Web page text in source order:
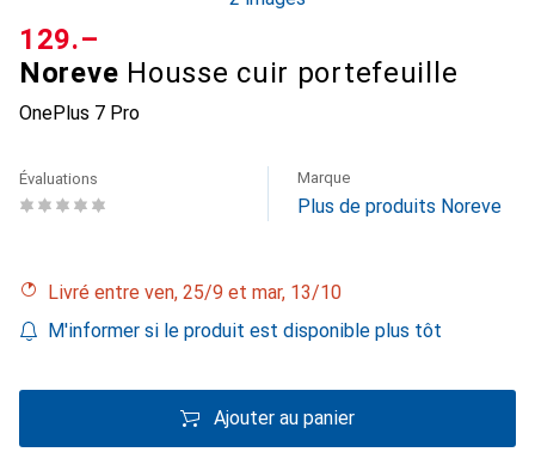
Noreve Housse cuir portefeuille
OnePlus 7 Pro
CHF
129.–
Évaluations Marque
Plus de produits Noreve
Livré entre ven, 25/9 et mar, 13/10
M'informer si le produit est disponible plus tôt
Ajouter au panier